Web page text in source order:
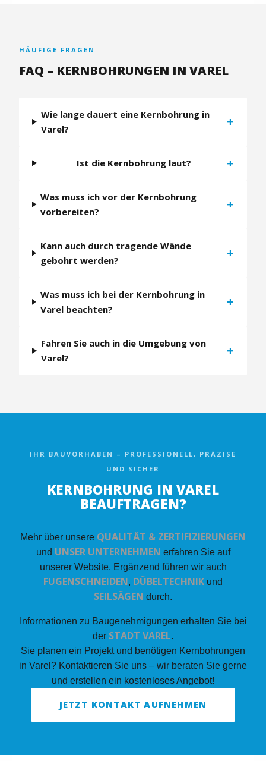
HÄUFIGE FRAGEN
FAQ – KERNBOHRUNGEN IN VAREL
Wie lange dauert eine Kernbohrung in
Varel?
+
Ist die Kernbohrung laut? +
Was muss ich vor der Kernbohrung
vorbereiten?
+
Kann auch durch tragende Wände
gebohrt werden?
+
Was muss ich bei der Kernbohrung in
Varel beachten?
+
Fahren Sie auch in die Umgebung von
Varel?
+
IHR BAUVORHABEN – PROFESSIONELL, PRÄZISE
UND SICHER
KERNBOHRUNG IN VAREL
BEAUFTRAGEN?
Mehr über unsere QUALITÄT & ZERTIFIZIERUNGEN
und UNSER UNTERNEHMEN erfahren Sie auf
unserer Website. Ergänzend führen wir auch
FUGENSCHNEIDEN, DÜBELTECHNIK und
SEILSÄGEN durch.
Informationen zu Baugenehmigungen erhalten Sie bei
der STADT VAREL.
Sie planen ein Projekt und benötigen Kernbohrungen
in Varel? Kontaktieren Sie uns – wir beraten Sie gerne
und erstellen ein kostenloses Angebot!
JETZT KONTAKT AUFNEHMEN